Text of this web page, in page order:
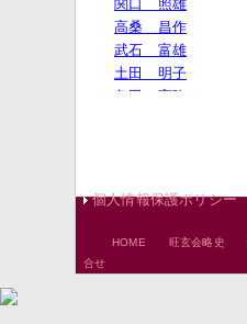
個人情報保護ポリシー
HOME｜ 旺玄会略史
合せ